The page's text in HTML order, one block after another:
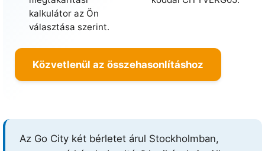
kalkulátor az Ön
választása szerint.
Közvetlenül az összehasonlításhoz
Az Go City két bérletet árul Stockholmban,